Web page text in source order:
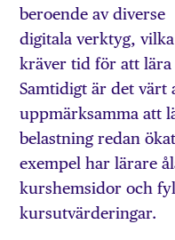
beroende av diverse
digitala verktyg,
kräver tid för att lära
Samtidigt är det värt
uppmärksamma att
belastning redan
exempel har lärare
kurshemsidor och
kursutvärderingar.